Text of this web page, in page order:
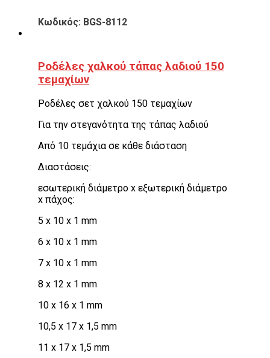
Κωδικός: BGS-8112
Ροδέλες χαλκού τάπας λαδιού 150
τεμαχίων
Ροδέλες σετ χαλκού 150 τεμαχίων
Για την στεγανότητα της τάπας λαδιού
Από 10 τεμάχια σε κάθε διάσταση
Διαστάσεις:
εσωτερική διάμετρο x εξωτερική διάμετρο
x πάχος:
5 x 10 x 1 mm
6 x 10 x 1 mm
7 x 10 x 1 mm
8 x 12 x 1 mm
10 x 16 x 1 mm
10,5 x 17 x 1,5 mm
11 x 17 x 1,5 mm